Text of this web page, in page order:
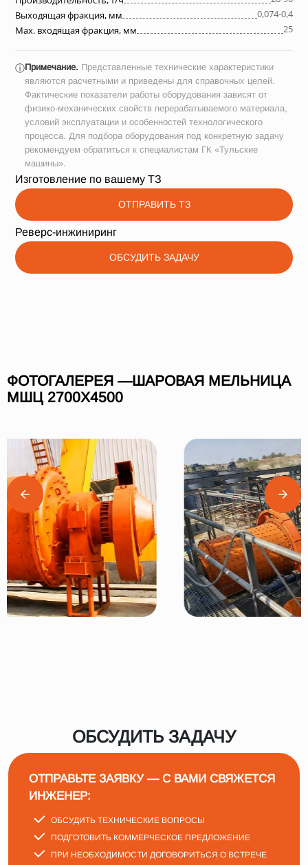
Выходящая фракция, мм
0,074-0,4
Max. входящая фракция, мм
25
ⓘПримечание. Представленные технические характеристики
являются расчетными и приведены для справочных целей.
Фактические показатели работы оборудования зависят от
физико-механических свойств перерабатываемого материала,
условий эксплуатации и особенностей технологического
процесса. Для подбора оборудования под конкретную задачу
рекомендуем обратиться к специалистам ГК «Тульские
машины».
Изготовление по вашему ТЗ
ОТПРАВИТЬ ТЗ
Реверс-инжиниринг
ОБСУДИТЬ ЗАДАЧУ
ФОТОГАЛЕРЕЯ —ШАРОВАЯ МЕЛЬНИЦА
МШЦ 2700Х4500
ОБСУДИТЬ ЗАДАЧУ
ОТПРАВЬТЕ ЗАЯВКУ — С ВАМИ СВЯЖЕТСЯ
ИНЖЕНЕР:
ОБСУДИТЬ ТЕХНИЧЕСКИЕ ВОПРОСЫ
ПОДГОТОВИТЬ КОММЕРЧЕСКОЕ ПРЕДЛОЖЕНИЕ
ПРИ НЕОБХОДИМОСТИ ДОГОВОРИТЬСЯ О ВСТРЕЧЕ